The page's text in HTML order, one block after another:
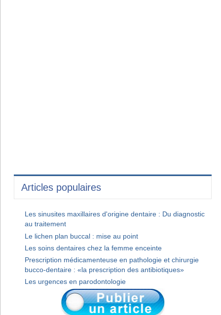
Articles populaires
Les sinusites maxillaires d'origine dentaire : Du diagnostic
au traitement
Le lichen plan buccal : mise au point
Les soins dentaires chez la femme enceinte
Prescription médicamenteuse en pathologie et chirurgie
bucco-dentaire : «la prescription des antibiotiques»
Les urgences en parodontologie